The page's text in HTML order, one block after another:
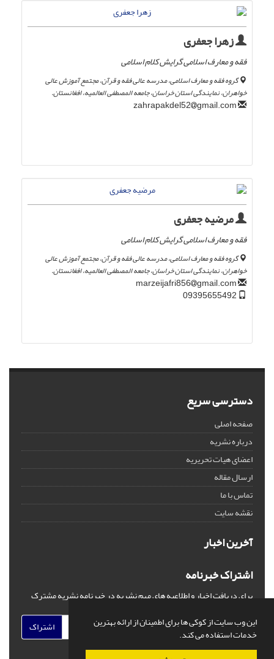
این وب سایت از کوکی ها برای اطمینان از ارائه بهترین
خدمات استفاده می کند.
زهرا جعفری
فقه و معارف اسلامی گرایش کلام اسلامی
گروه فقه و معارف اسلامی، مدرسه عالی فقه و قرآن، مجتمع آموزش عالی
خواهران، نمایندگی استان خراسان، جامعه المصطفی العالمیه، افغانستان.
gmail.com
مرضیه جعفری
فقه و معارف اسلامی گرایش کلام اسلامی
گروه فقه و معارف اسلامی، مدرسه عالی فقه و قرآن، مجتمع آموزش عالی
خواهران، نمایندگی استان خراسان، جامعه المصطفی العالمیه، افغانستان.
gmail.com
دسترسی سریع
صفحه اصلی
درباره نشریه
اعضای هیات تحریریه
ارسال مقاله
تماس با ما
نقشه سایت
آخرین اخبار
اشتراک خبرنامه
برای دریافت اخبار و اطلاعیه های مهم نشریه در خبرنامه نشریه مشترک
اشتراک